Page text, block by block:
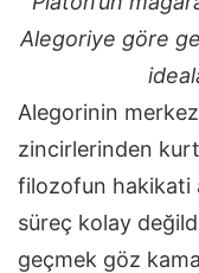
Alegoriye göre
Alegorinin
zincirlerinden
filozofun hakikati
süreç kolay
geçmek göz